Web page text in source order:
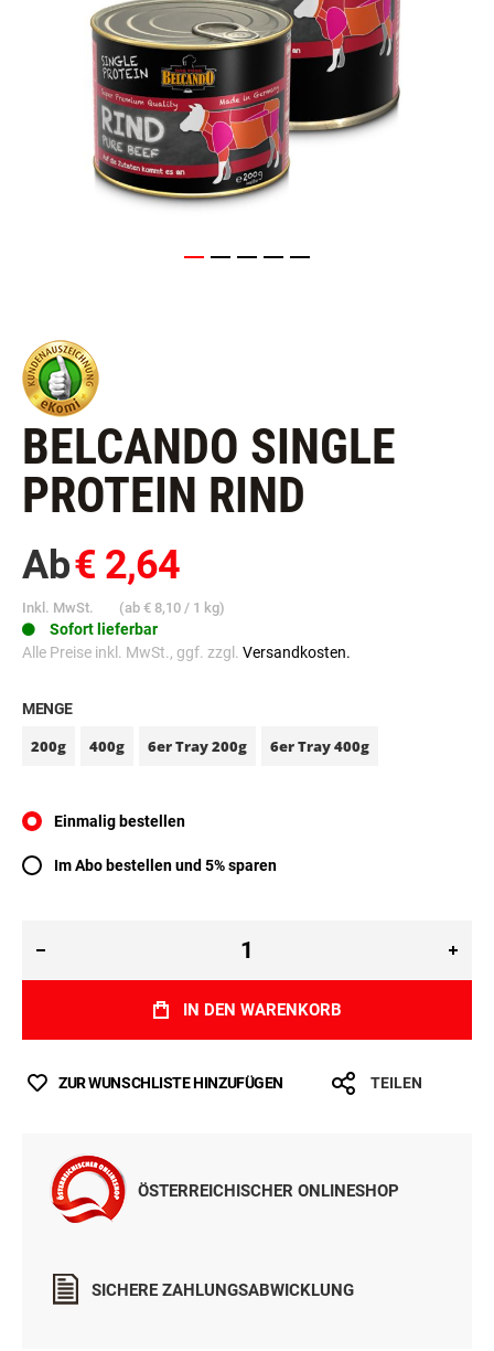
BELCANDO SINGLE
PROTEIN RIND
Ab€ 2,64
Inkl. MwSt. (ab € 8,10 / 1 kg)
Sofort lieferbar
Alle Preise inkl. MwSt., ggf. zzgl. Versandkosten.
MENGE
200g 400g 6er Tray 200g 6er Tray 400g
Einmalig bestellen
Im Abo bestellen und 5% sparen
IN DEN WARENKORB
ZUR WUNSCHLISTE HINZUFÜGEN TEILEN
ÖSTERREICHISCHER ONLINESHOP
SICHERE ZAHLUNGSABWICKLUNG